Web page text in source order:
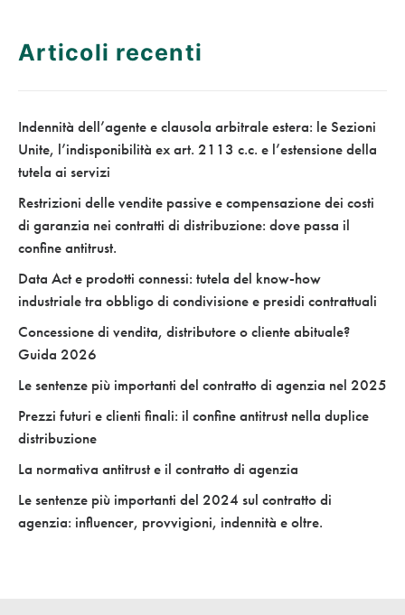
Articoli recenti
Indennità dell’agente e clausola arbitrale estera: le Sezioni
Unite, l’indisponibilità ex art. 2113 c.c. e l’estensione della
tutela ai servizi
Restrizioni delle vendite passive e compensazione dei costi
di garanzia nei contratti di distribuzione: dove passa il
confine antitrust.
Data Act e prodotti connessi: tutela del know-how
industriale tra obbligo di condivisione e presidi contrattuali
Concessione di vendita, distributore o cliente abituale?
Guida 2026
Le sentenze più importanti del contratto di agenzia nel 2025
Prezzi futuri e clienti finali: il confine antitrust nella duplice
distribuzione
La normativa antitrust e il contratto di agenzia
Le sentenze più importanti del 2024 sul contratto di
agenzia: influencer, provvigioni, indennità e oltre.